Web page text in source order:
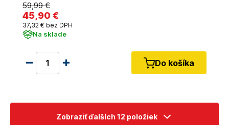
59,99 €
45,90 €
37,32 € bez DPH
Na sklade
Do košíka
Zobraziť ďalších 12 položiek